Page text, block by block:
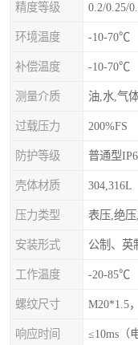
精度等级 0.2/0.25/
环境温度 -10-70℃
补偿温度 -10-70℃
测量介质 油,水,气
过载压力 200%FS
防护等级 普通型
壳体材质 304,316L
压力类型 表压,绝
安装形式 公制、英
工作温度 -20-85℃
螺纹尺寸 M20*1.5
响应时间 ≤10ms（